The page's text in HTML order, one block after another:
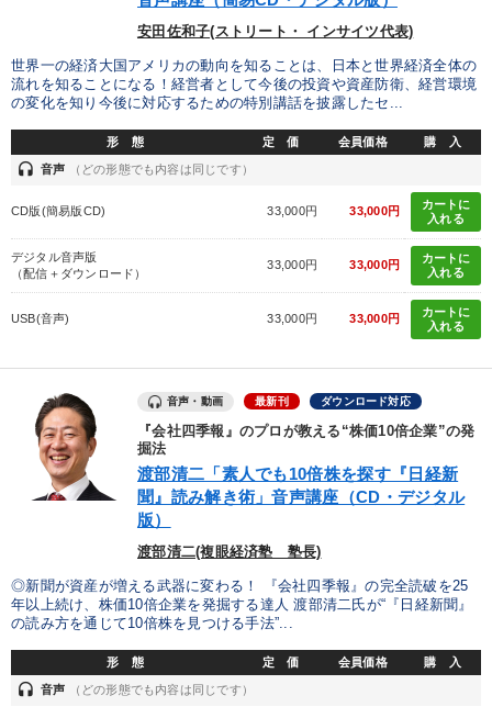
安田佐和子(ストリート・ インサイツ代表)
世界一の経済大国アメリカの動向を知ることは、日本と世界経済全体の
流れを知ることになる！経営者として今後の投資や資産防衛、経営環境
の変化を知り今後に対応するための特別講話を披露したセ...
形 態 定 価 会員価格 購 入
headset 音声 （どの形態でも内容は同じです）
CD版(簡易版CD) 33,000円 33,000円
カートに
入れる
デジタル音声版
（配信＋ダウンロード）
33,000円 33,000円
カートに
入れる
USB(音声) 33,000円 33,000円
カートに
入れる
音声・動画 最新刊 ダウンロード対応
『会社四季報』のプロが教える“株価10倍企業”の発
掘法
渡部清二「素人でも10倍株を探す『日経新
聞』読み解き術」音声講座（CD・デジタル
版）
渡部清二(複眼経済塾 塾長)
◎新聞が資産が増える武器に変わる！ 『会社四季報』の完全読破を25
年以上続け、株価10倍企業を発掘する達人 渡部清二氏が“『日経新聞』
の読み方を通じて10倍株を見つける手法”...
形 態 定 価 会員価格 購 入
headset 音声 （どの形態でも内容は同じです）